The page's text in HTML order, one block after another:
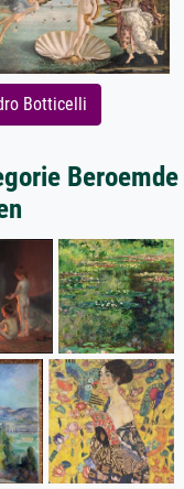
Botticelli
Beroemde